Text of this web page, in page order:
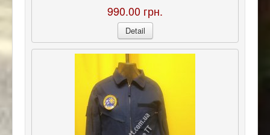
990.00 грн.
Detail